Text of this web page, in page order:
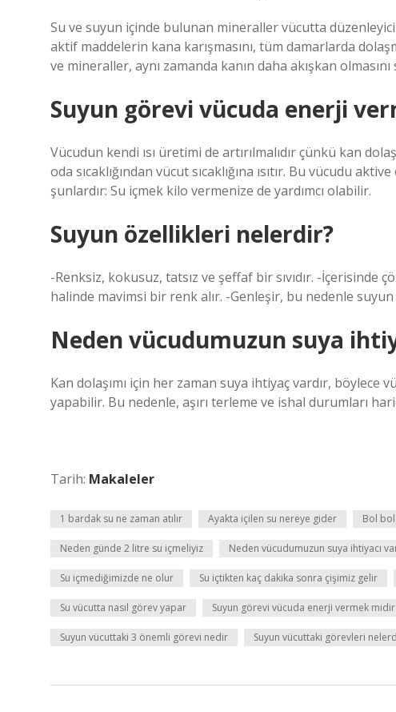
Su ve suyun içinde bulunan mineraller vücutta
aktif maddelerin kana karışmasını, tüm damarlarda
ve mineraller, aynı zamanda kanın daha akışkan olmasını
Suyun görevi vücuda enerji
Vücudun kendi ısı üretimi de artırılmalıdır çünkü kan
oda sıcaklığından vücut sıcaklığına ısıtır. Bu vücudu
şunlardır: Su içmek kilo vermenize de yardımcı olabilir.
Suyun özellikleri nelerdir?
-Renksiz, kokusuz, tatsız ve şeffaf bir sıvıdır. -
halinde mavimsi bir renk alır. -Genleşir, bu nedenle suyun
Neden vücudumuzun suya
Kan dolaşımı için her zaman suya ihtiyaç vardır,
yapabilir. Bu nedenle, aşırı terleme ve ishal durumları
Tarih: Makaleler
1 bardak su ne zaman atılır Ayakta içilen su nereye gider Bol
Neden günde 2 litre su içmeliyiz Neden vücudumuzun suya ihtiyacı
Su içmediğimizde ne olur Su içtikten kaç dakika sonra çişimiz gelir
Su vücutta nasıl görev yapar Suyun görevi vücuda enerji vermek midir
Suyun vücuttaki 3 önemli görevi nedir Suyun vücuttaki görevleri